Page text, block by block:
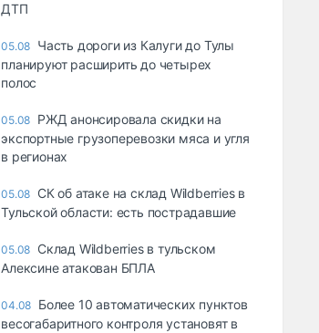
ДТП
05.08 Часть дороги из Калуги до Тулы
планируют расширить до четырех
полос
05.08 РЖД анонсировала скидки на
экспортные грузоперевозки мяса и угля
в регионах
05.08 СК об атаке на склад Wildberries в
Тульской области: есть пострадавшие
05.08 Склад Wildberries в тульском
Алексине атакован БПЛА
04.08 Более 10 автоматических пунктов
весогабаритного контроля установят в